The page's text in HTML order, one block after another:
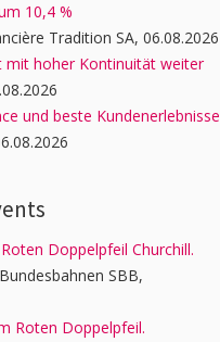
10,4 %
Tradition SA, 06.08.2026
mit hoher Kontinuität weiter
und beste Kundenerlebnisse
Doppelpfeil Churchill.
SBB,
Roten Doppelpfeil.